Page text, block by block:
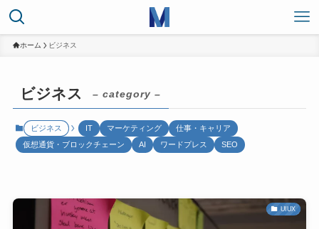
ホーム ビジネス
ビジネス – category –
ビジネス IT マーケティング
仕事・キャリア
仮想通貨・ブロックチェーン
AI ワードプレス SEO
UIUX